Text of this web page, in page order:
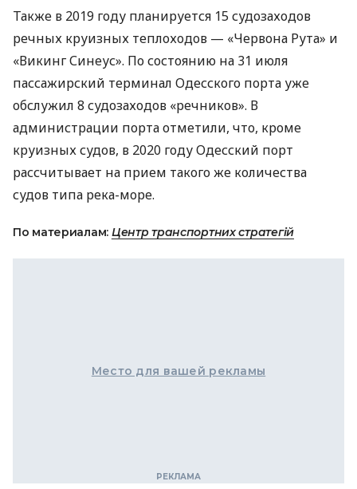
Также в 2019 году планируется 15 судозаходов
речных круизных теплоходов — «Червона Рута» и
«Викинг Синеус». По состоянию на 31 июля
пассажирский терминал Одесского порта уже
обслужил 8 судозаходов «речников». В
администрации порта отметили, что, кроме
круизных судов, в 2020 году Одесский порт
рассчитывает на прием такого же количества
судов типа река-море.
По материалам: Центр транспортних стратегій
Место для вашей рекламы